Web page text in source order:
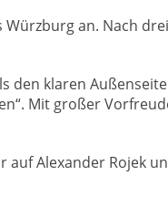
an. Nach
klaren
Mit großer
Alexander Rojek